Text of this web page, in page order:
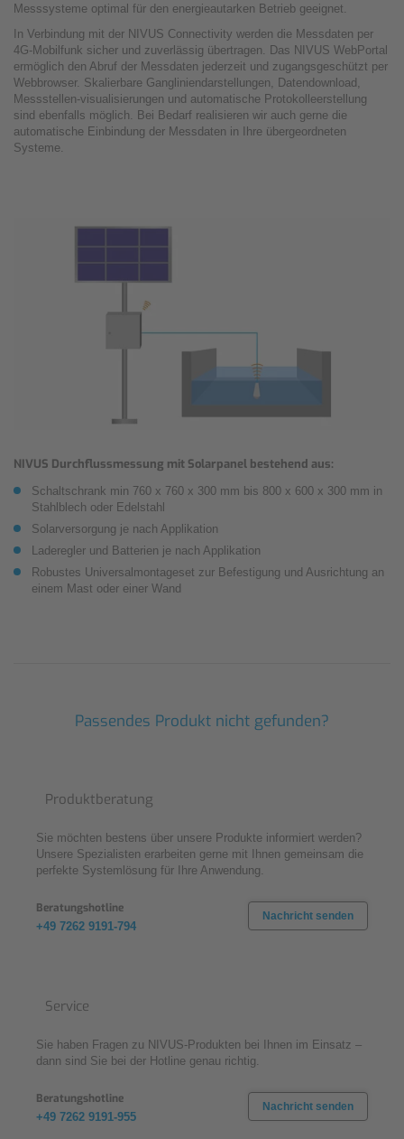
Messsysteme optimal für den energieautarken Betrieb geeignet.
In Verbindung mit der NIVUS Connectivity werden die Messdaten per
4G-Mobilfunk sicher und zuverlässig übertragen. Das NIVUS WebPortal
ermöglich den Abruf der Messdaten jederzeit und zugangsgeschützt per
Webbrowser. Skalierbare Gangliniendarstellungen, Datendownload,
Messstellen-visualisierungen und automatische Protokolleerstellung
sind ebenfalls möglich. Bei Bedarf realisieren wir auch gerne die
automatische Einbindung der Messdaten in Ihre übergeordneten
Systeme.
NIVUS Durchflussmessung mit Solarpanel bestehend aus:
Schaltschrank min 760 x 760 x 300 mm bis 800 x 600 x 300 mm in
Stahlblech oder Edelstahl
Solarversorgung je nach Applikation
Laderegler und Batterien je nach Applikation
Robustes Universalmontageset zur Befestigung und Ausrichtung an
einem Mast oder einer Wand
Passendes Produkt nicht gefunden?
Produktberatung
Sie möchten bestens über unsere Produkte informiert werden?
Unsere Spezialisten erarbeiten gerne mit Ihnen gemeinsam die
perfekte Systemlösung für Ihre Anwendung.
Beratungshotline
+49 7262 9191-794
Nachricht senden
Service
Sie haben Fragen zu NIVUS-Produkten bei Ihnen im Einsatz –
dann sind Sie bei der Hotline genau richtig.
Beratungshotline
+49 7262 9191-955
Nachricht senden